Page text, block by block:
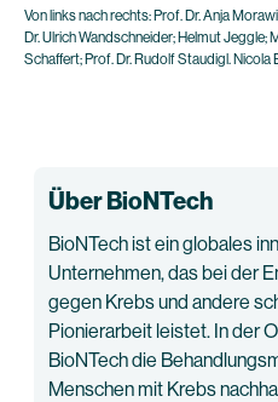
Von links nach rechts: Prof. Dr. Anja
Dr. Ulrich Wandschneider; Helmut Jeggle;
Schaffert; Prof. Dr. Rudolf Staudigl.
Über BioNTech
BioNTech ist ein globales
Unternehmen, das bei der
gegen Krebs und andere
Pionierarbeit leistet. In der
BioNTech die
Menschen mit Krebs